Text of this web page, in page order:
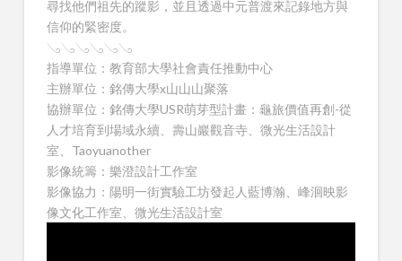
尋找他們祖先的蹤影，並且透過中元普渡來記錄地方與
信仰的緊密度。
𓂅𓂅𓂅𓂅𓂅𓂅
指導單位：教育部大學社會責任推動中心
主辦單位：銘傳大學x山山山聚落
協辦單位：銘傳大學USR萌芽型計畫：龜旅價值再創-從
人才培育到場域永續、壽山巖觀音寺、微光生活設計
室、Taoyuanother
影像統籌：樂澄設計工作室
影像協力：陽明一街實驗工坊發起人藍博瀚、峰洄映影
像文化工作室、微光生活設計室